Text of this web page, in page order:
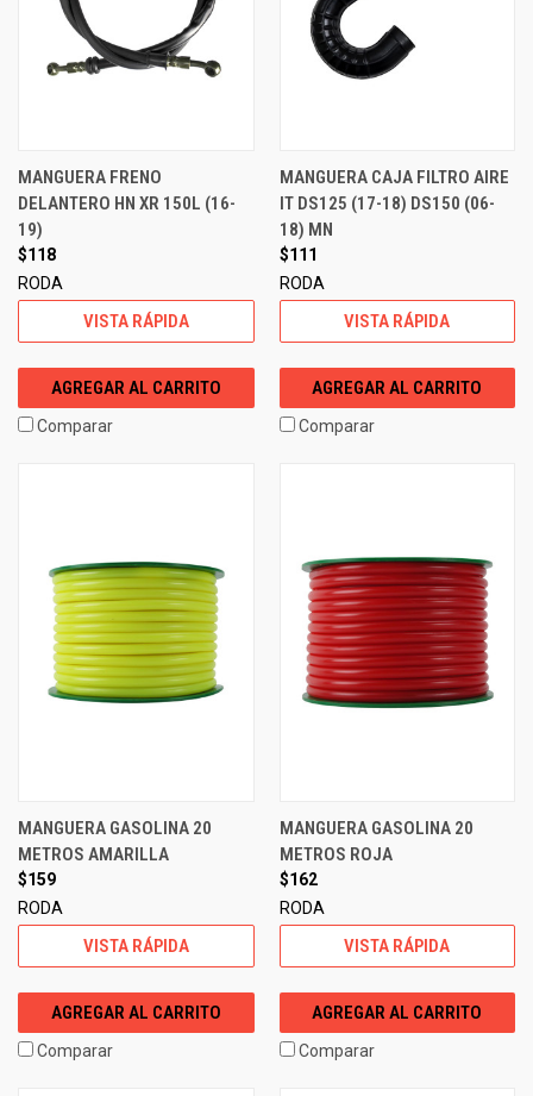
MANGUERA FRENO
DELANTERO HN XR 150L (16-
19)
$118
RODA
VISTA RÁPIDA
AGREGAR AL CARRITO
Comparar
MANGUERA CAJA FILTRO AIRE
IT DS125 (17-18) DS150 (06-
18) MN
$111
RODA
VISTA RÁPIDA
AGREGAR AL CARRITO
Comparar
MANGUERA GASOLINA 20
METROS AMARILLA
$159
RODA
VISTA RÁPIDA
AGREGAR AL CARRITO
Comparar
MANGUERA GASOLINA 20
METROS ROJA
$162
RODA
VISTA RÁPIDA
AGREGAR AL CARRITO
Comparar